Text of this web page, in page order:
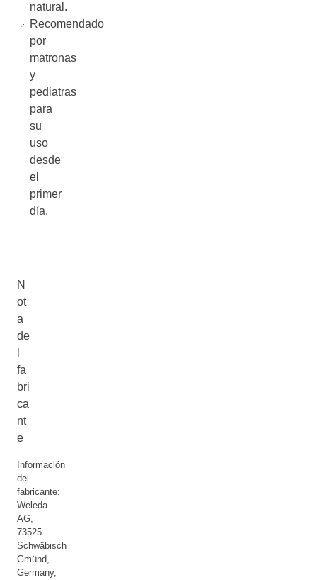
natural.
Recomendado
por
matronas
y
pediatras
para
su
uso
desde
el
primer
día.
N
ot
a
de
fa
bri
ca
nt
e
Información
del
fabricante:
Weleda
AG,
73525
Schwäbisch
Gmünd,
Germany,